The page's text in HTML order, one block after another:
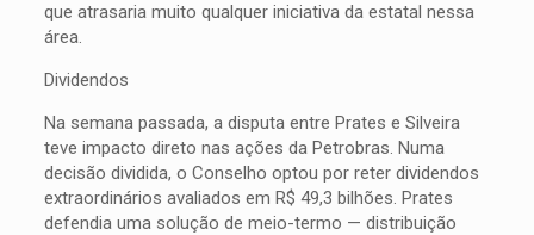
que atrasaria muito qualquer iniciativa da estatal nessa
área.
Dividendos
Na semana passada, a disputa entre Prates e Silveira
teve impacto direto nas ações da Petrobras. Numa
decisão dividida, o Conselho optou por reter dividendos
extraordinários avaliados em R$ 49,3 bilhões. Prates
defendia uma solução de meio-termo — distribuição